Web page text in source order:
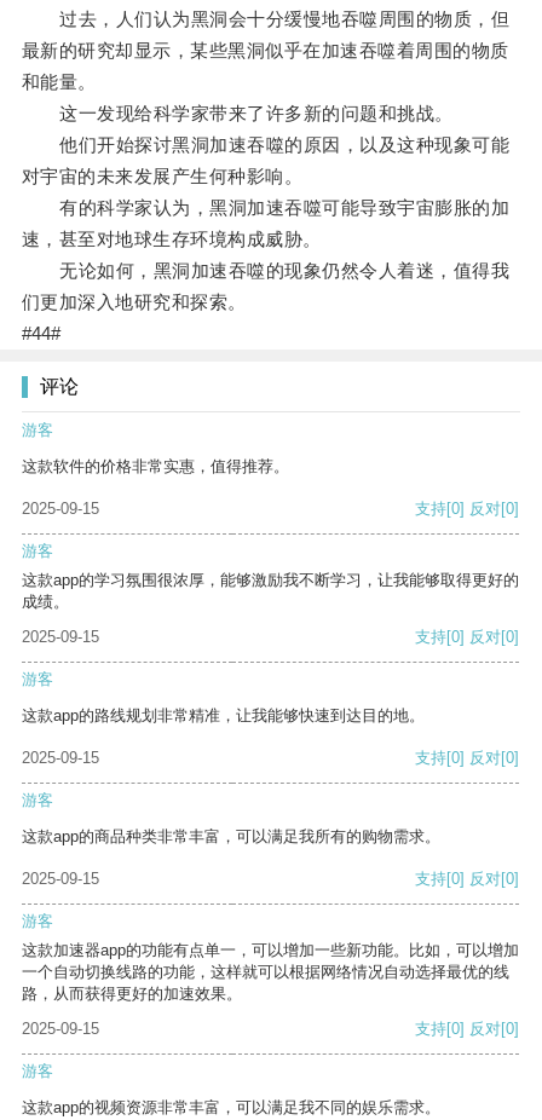
过去，人们认为黑洞会十分缓慢地吞噬周围的物质，但
最新的研究却显示，某些黑洞似乎在加速吞噬着周围的物质
和能量。
这一发现给科学家带来了许多新的问题和挑战。
他们开始探讨黑洞加速吞噬的原因，以及这种现象可能
对宇宙的未来发展产生何种影响。
有的科学家认为，黑洞加速吞噬可能导致宇宙膨胀的加
速，甚至对地球生存环境构成威胁。
无论如何，黑洞加速吞噬的现象仍然令人着迷，值得我
们更加深入地研究和探索。
#44#
评论
游客
这款软件的价格非常实惠，值得推荐。
2025-09-15 支持[0] 反对[0]
游客
这款app的学习氛围很浓厚，能够激励我不断学习，让我能够取得更好的
成绩。
2025-09-15
支持[0] 反对[0]
游客
这款app的路线规划非常精准，让我能够快速到达目的地。
2025-09-15 支持[0] 反对[0]
游客
这款app的商品种类非常丰富，可以满足我所有的购物需求。
2025-09-15 支持[0] 反对[0]
游客
这款加速器app的功能有点单一，可以增加一些新功能。比如，可以增加
一个自动切换线路的功能，这样就可以根据网络情况自动选择最优的线
路，从而获得更好的加速效果。
2025-09-15
支持[0] 反对[0]
游客
这款app的视频资源非常丰富，可以满足我不同的娱乐需求。